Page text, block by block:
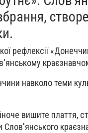
рефлексії
навколо теми
вишите плаття,